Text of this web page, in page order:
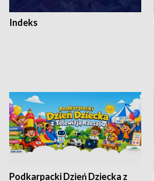
Indeks
Podkarpacki Dzień Dziecka z